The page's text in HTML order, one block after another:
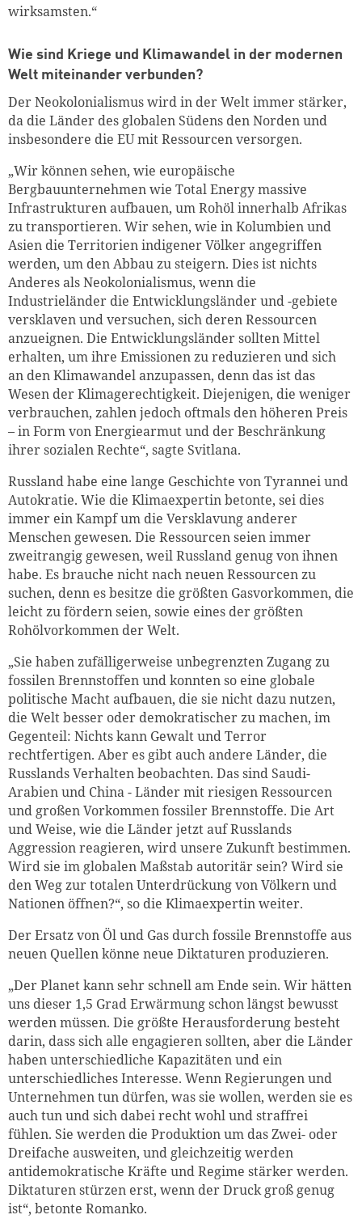
wirksamsten.“
Wie sind Kriege und Klimawandel in der modernen
Welt miteinander verbunden?
Der Neokolonialismus wird in der Welt immer stärker,
da die Länder des globalen Südens den Norden und
insbesondere die EU mit Ressourcen versorgen.
„Wir können sehen, wie europäische
Bergbauunternehmen wie Total Energy massive
Infrastrukturen aufbauen, um Rohöl innerhalb Afrikas
zu transportieren. Wir sehen, wie in Kolumbien und
Asien die Territorien indigener Völker angegriffen
werden, um den Abbau zu steigern. Dies ist nichts
Anderes als Neokolonialismus, wenn die
Industrieländer die Entwicklungsländer und -gebiete
versklaven und versuchen, sich deren Ressourcen
anzueignen. Die Entwicklungsländer sollten Mittel
erhalten, um ihre Emissionen zu reduzieren und sich
an den Klimawandel anzupassen, denn das ist das
Wesen der Klimagerechtigkeit. Diejenigen, die weniger
verbrauchen, zahlen jedoch oftmals den höheren Preis
– in Form von Energiearmut und der Beschränkung
ihrer sozialen Rechte“, sagte Svitlana.
Russland habe eine lange Geschichte von Tyrannei und
Autokratie. Wie die Klimaexpertin betonte, sei dies
immer ein Kampf um die Versklavung anderer
Menschen gewesen. Die Ressourcen seien immer
zweitrangig gewesen, weil Russland genug von ihnen
habe. Es brauche nicht nach neuen Ressourcen zu
suchen, denn es besitze die größten Gasvorkommen, die
leicht zu fördern seien, sowie eines der größten
Rohölvorkommen der Welt.
„Sie haben zufälligerweise unbegrenzten Zugang zu
fossilen Brennstoffen und konnten so eine globale
politische Macht aufbauen, die sie nicht dazu nutzen,
die Welt besser oder demokratischer zu machen, im
Gegenteil: Nichts kann Gewalt und Terror
rechtfertigen. Aber es gibt auch andere Länder, die
Russlands Verhalten beobachten. Das sind Saudi-
Arabien und China - Länder mit riesigen Ressourcen
und großen Vorkommen fossiler Brennstoffe. Die Art
und Weise, wie die Länder jetzt auf Russlands
Aggression reagieren, wird unsere Zukunft bestimmen.
Wird sie im globalen Maßstab autoritär sein? Wird sie
den Weg zur totalen Unterdrückung von Völkern und
Nationen öffnen?“, so die Klimaexpertin weiter.
Der Ersatz von Öl und Gas durch fossile Brennstoffe aus
neuen Quellen könne neue Diktaturen produzieren.
„Der Planet kann sehr schnell am Ende sein. Wir hätten
uns dieser 1,5 Grad Erwärmung schon längst bewusst
werden müssen. Die größte Herausforderung besteht
darin, dass sich alle engagieren sollten, aber die Länder
haben unterschiedliche Kapazitäten und ein
unterschiedliches Interesse. Wenn Regierungen und
Unternehmen tun dürfen, was sie wollen, werden sie es
auch tun und sich dabei recht wohl und straffrei
fühlen. Sie werden die Produktion um das Zwei- oder
Dreifache ausweiten, und gleichzeitig werden
antidemokratische Kräfte und Regime stärker werden.
Diktaturen stürzen erst, wenn der Druck groß genug
ist“, betonte Romanko.